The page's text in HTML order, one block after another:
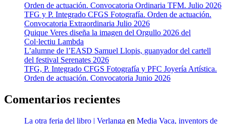
Orden de actuación. Convocatoria Ordinaria TFM. Julio 2026
TFG y P. Integrado CFGS Fotografía. Orden de actuación.
Convocatoria Extraordinaria Julio 2026
Quique Veres diseña la imagen del Orgullo 2026 del
Col·lectiu Lambda
L’alumne de l’EASD Samuel Llopis, guanyador del cartell
del festival Serenates 2026
TFG, P. Integrado CFGS Fotografía y PFC Joyería Artística.
Orden de actuación. Convocatoria Junio 2026
Comentarios recientes
La otra feria del libro | Verlanga en Media Vaca, inventors de